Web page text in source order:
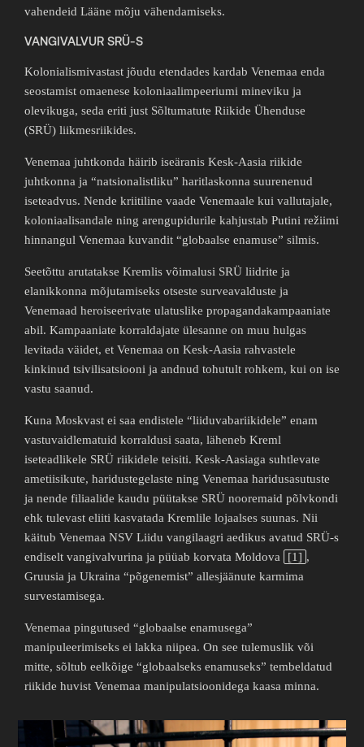
vahendeid Lääne mõju vähendamiseks.
VANGIVALVUR SRÜ-S
Kolonialismivastast jõudu etendades kardab Venemaa enda
seostamist omaenese koloniaalimpeeriumi mineviku ja
olevikuga, seda eriti just Sõltumatute Riikide Ühenduse
(SRÜ) liikmesriikides.
Venemaa juhtkonda häirib iseäranis Kesk-Aasia riikide
juhtkonna ja “natsionalistliku” haritlaskonna suurenenud
iseteadvus. Nende kriitiline vaade Venemaale kui vallutajale,
koloniaalisandale ning arengupidurile kahjustab Putini režiimi
hinnangul Venemaa kuvandit “globaalse enamuse” silmis.
Seetõttu arutatakse Kremlis võimalusi SRÜ liidrite ja
elanikkonna mõjutamiseks otseste surveavalduste ja
Venemaad heroiseerivate ulatuslike propagandakampaaniate
abil. Kampaaniate korraldajate ülesanne on muu hulgas
levitada väidet, et Venemaa on Kesk-Aasia rahvastele
kinkinud tsivilisatsiooni ja andnud tohutult rohkem, kui on ise
vastu saanud.
Kuna Moskvast ei saa endistele “liiduvabariikidele” enam
vastuvaidlematuid korraldusi saata, läheneb Kreml
iseteadlikele SRÜ riikidele teisiti. Kesk-Aasiaga suhtlevate
ametiisikute, haridustegelaste ning Venemaa haridusasutuste
ja nende filiaalide kaudu püütakse SRÜ nooremaid põlvkondi
ehk tulevast eliiti kasvatada Kremlile lojaalses suunas. Nii
käitub Venemaa NSV Liidu vangilaagri aedikus avatud SRÜ-s
endiselt vangivalvurina ja püüab korvata Moldova
[1] ,
Gruusia ja Ukraina “põgenemist” allesjäänute karmima
survestamisega.
Venemaa pingutused “globaalse enamusega”
manipuleerimiseks ei lakka niipea. On see tulemuslik või
mitte, sõltub eelkõige “globaalseks enamuseks” tembeldatud
riikide huvist Venemaa manipulatsioonidega kaasa minna.